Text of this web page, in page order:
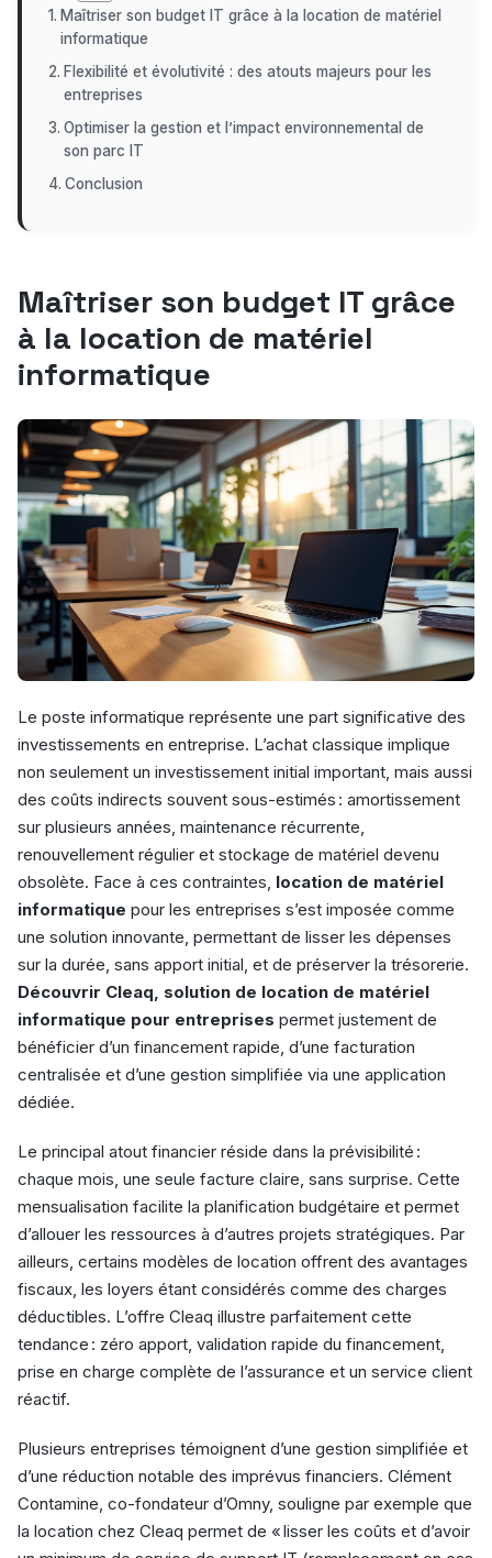
Maîtriser son budget IT grâce à la location de matériel
informatique
Flexibilité et évolutivité : des atouts majeurs pour les
entreprises
Optimiser la gestion et l’impact environnemental de
son parc IT
Conclusion
Maîtriser son budget IT grâce
à la location de matériel
informatique
Le poste informatique représente une part significative des
investissements en entreprise. L’achat classique implique
non seulement un investissement initial important, mais aussi
des coûts indirects souvent sous-estimés : amortissement
sur plusieurs années, maintenance récurrente,
renouvellement régulier et stockage de matériel devenu
obsolète. Face à ces contraintes, location de matériel
informatique pour les entreprises s’est imposée comme
une solution innovante, permettant de lisser les dépenses
sur la durée, sans apport initial, et de préserver la trésorerie.
Découvrir Cleaq, solution de location de matériel
informatique pour entreprises permet justement de
bénéficier d’un financement rapide, d’une facturation
centralisée et d’une gestion simplifiée via une application
dédiée.
Le principal atout financier réside dans la prévisibilité :
chaque mois, une seule facture claire, sans surprise. Cette
mensualisation facilite la planification budgétaire et permet
d’allouer les ressources à d’autres projets stratégiques. Par
ailleurs, certains modèles de location offrent des avantages
fiscaux, les loyers étant considérés comme des charges
déductibles. L’offre Cleaq illustre parfaitement cette
tendance : zéro apport, validation rapide du financement,
prise en charge complète de l’assurance et un service client
réactif.
Plusieurs entreprises témoignent d’une gestion simplifiée et
d’une réduction notable des imprévus financiers. Clément
Contamine, co-fondateur d’Omny, souligne par exemple que
la location chez Cleaq permet de « lisser les coûts et d’avoir